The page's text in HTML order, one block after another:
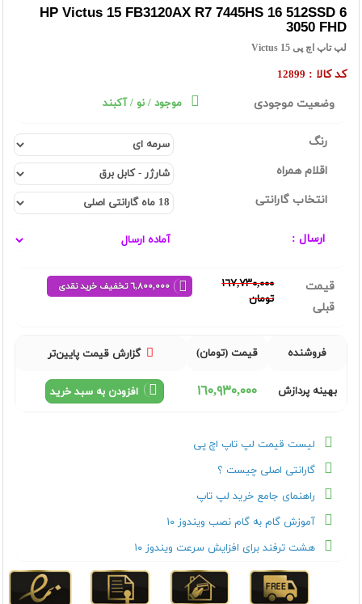
HP Victus 15 FB3120AX R7 7445HS 16 512SSD 6
3050 FHD
لپ تاپ اچ پی Victus 15
کد کالا : 12899
وضعیت موجودی موجود / نو / آکبند
رنگ
اقلام همراه
انتخاب گارانتی
ارسال :
قیمت
قبلی
١٦٧,٧٣٠,٠٠٠
تومان
فروشنده قیمت (تومان) گزارش قیمت پایین‌تر
بهینه پردازش ١٦٠,٩٣٠,٠٠٠ افزودن به سبد خرید
لیست قیمت لپ تاپ اچ پی
گارانتی اصلی چیست ؟
راهنمای جامع خرید لپ تاپ
آموزش گام به گام نصب ویندوز ۱۰
هشت ترفند برای افزایش سرعت ویندوز ۱۰